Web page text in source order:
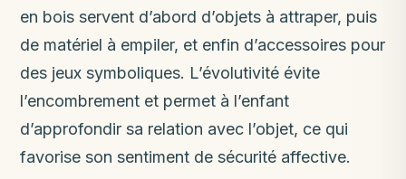
en bois servent d’abord d’objets à attraper, puis
de matériel à empiler, et enfin d’accessoires pour
des jeux symboliques. L’évolutivité évite
l’encombrement et permet à l’enfant
d’approfondir sa relation avec l’objet, ce qui
favorise son sentiment de sécurité affective.